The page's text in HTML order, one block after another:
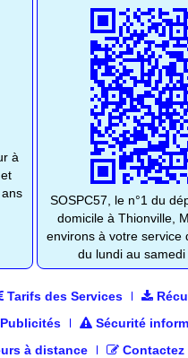
à
SOSPC57, le n°1 du
domicile à Thionville,
environs à votre service
du lundi au
Tarifs des Services
Sécurité
à distance
Contactez